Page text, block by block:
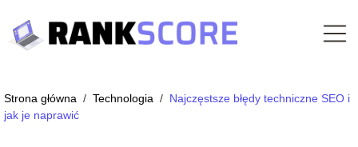
Strona główna / Technologia / Najczęstsze błędy techniczne SEO i
jak je naprawić